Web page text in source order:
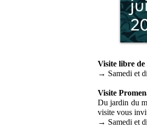
Visite libre
→ Samedi et
Visite
Du jardin du
visite vous
→ Samedi et